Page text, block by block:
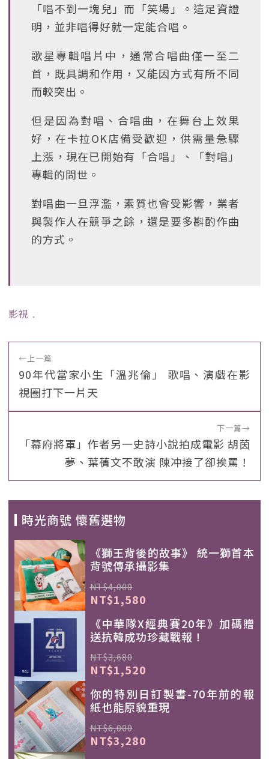
「唱不到一塊兒」而「笑場」。這足資證
明，並非唱得好就一定能合唱。
歌星專輯唱片中，通常合唱曲僅一至二
首，既具調和作用，又能因方式有所不同
而較突出。
但是因為對唱、合唱曲，在舞台上效果
好，在卡拉OK店備受歡迎，供需量急驟
上漲，現在已開始有「合唱」、「對唱」
專輯的問世。
對唱曲一旦浮濫，素質也會受影響，業者
與製作人在競爭之餘，還是要多斟酌作曲
的方式。
影視 ﹒
←上一篇
90年代當家小生「溫兆倫」 歌唱、演戲在影
視圈打下一片天
下一篇→
「幕府將軍」作者另一史詩小說拍成電影 胡茵
夢、葉蒨文不敢演 陳冲接了卻挨罵！
時光商號 懷舊選物
《獅王背後的故事》 統一獅首本
背號傳承攝影集
NT$4,000
NT$1,580
《中華隊X經典賽20年》加碼贈
送抗韓成功珍藏戰報！
NT$3,680
NT$1,520
你的特別日訂製書-70年前的報
紙也能原貌重現
NT$6,000
NT$3,280